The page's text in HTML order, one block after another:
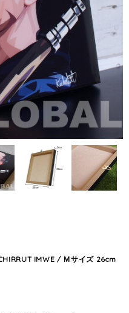
IMWE / Ｍサイズ 26cm